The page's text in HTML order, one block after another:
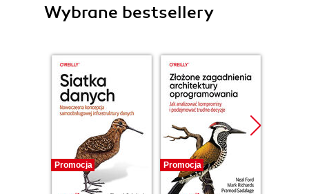
Wybrane bestsellery
Promocja Promocja